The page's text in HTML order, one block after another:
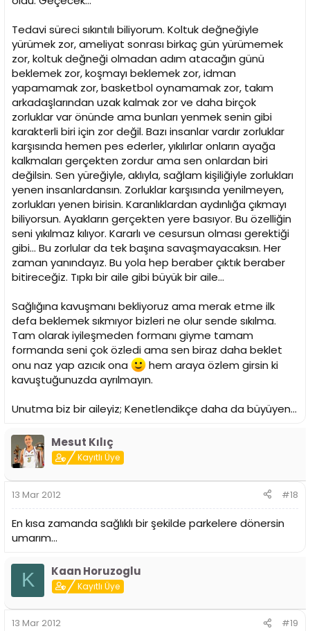
Tedavi süreci sıkıntılı biliyorum. Koltuk değneğiyle
yürümek zor, ameliyat sonrası birkaç gün yürümemek
zor, koltuk değneği olmadan adım atacağın günü
beklemek zor, koşmayı beklemek zor, idman
yapamamak zor, basketbol oynamamak zor, takım
arkadaşlarından uzak kalmak zor ve daha birçok
zorluklar var önünde ama bunları yenmek senin gibi
karakterli biri için zor değil. Bazı insanlar vardır zorluklar
karşısında hemen pes ederler, yıkılırlar onların ayağa
kalkmaları gerçekten zordur ama sen onlardan biri
değilsin. Sen yüreğiyle, aklıyla, sağlam kişiliğiyle zorlukları
yenen insanlardansın. Zorluklar karşısında yenilmeyen,
zorlukları yenen birisin. Karanlıklardan aydınlığa çıkmayı
biliyorsun. Ayakların gerçekten yere basıyor. Bu özelliğin
seni yıkılmaz kılıyor. Kararlı ve cesursun olması gerektiği
gibi… Bu zorlular da tek başına savaşmayacaksın. Her
zaman yanındayız. Bu yola hep beraber çıktık beraber
bitireceğiz. Tıpkı bir aile gibi büyük bir aile…
Sağlığına kavuşmanı bekliyoruz ama merak etme ilk
defa beklemek sıkmıyor bizleri ne olur sende sıkılma.
Tam olarak iyileşmeden formanı giyme tamam
formanda seni çok özledi ama sen biraz daha beklet
onu naz yap azıcık ona
hem araya özlem girsin ki
kavuştuğunuzda ayrılmayın.
Unutma biz bir aileyiz; Kenetlendikçe daha da büyüyen…
Mesut Kılıç
Kayıtlı Üye
13 Mar 2012 #18
En kısa zamanda sağlıklı bir şekilde parkelere dönersin
umarım...
K Kaan Horuzoglu
Kayıtlı Üye
13 Mar 2012 #19